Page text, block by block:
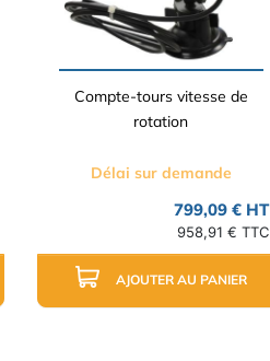
Compte-tours vitesse de
rotation
Délai sur demande
799,09 € HT
958,91 € TTC
AJOUTER AU PANIER